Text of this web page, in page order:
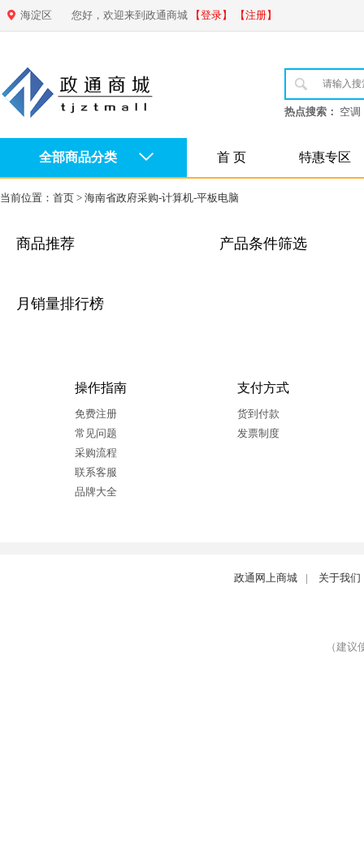
海淀区 您好，欢迎来到政通商城 【登录】 【注册】
热点搜索： 空调
全部商品分类 首 页 特惠专区
当前位置： 首页 > 海南省政府采购-计算机-平板电脑
商品推荐
月销量排行榜
产品条件筛选
操作指南
免费注册
常见问题
采购流程
联系客服
品牌大全
支付方式
货到付款
发票制度
政通网上商城 | 关于我们
（建